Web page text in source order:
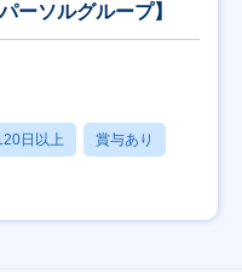
ーソルグループ】
日以上 賞与あり